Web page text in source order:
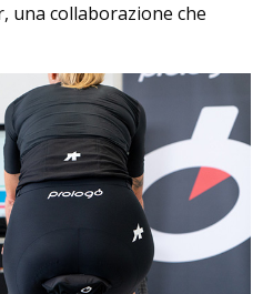
una collaborazione che